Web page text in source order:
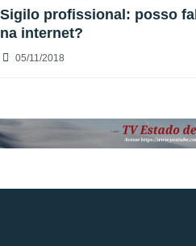
Sigilo profissional: posso
na internet?
05/11/2018